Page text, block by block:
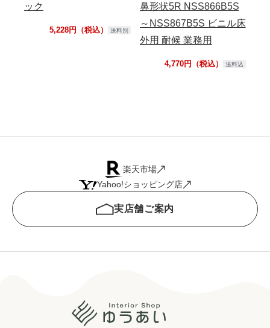
ック
5,228円（税込） 送料別
鼻形状5R NSS866B5S
～NSS867B5S ビニル床
外用 耐候 業務用
4,770円（税込） 送料込
楽天市場
Yahoo!ショッピング店
実店舗ご案内